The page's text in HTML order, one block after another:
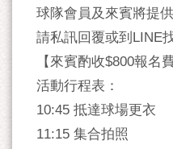
球隊會員及來賓將提
請私訊回覆或到LINE
【來賓酌收$800報名
活動行程表：
10:45 抵達球場更衣
11:15 集合拍照